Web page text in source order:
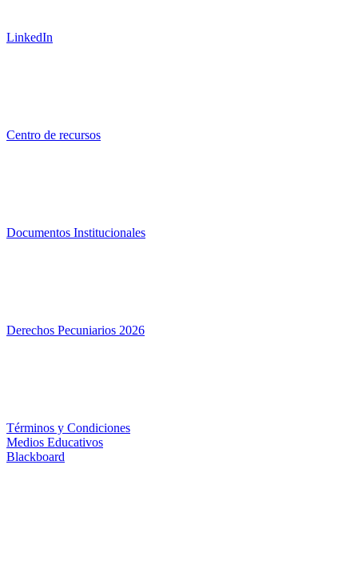
LinkedIn
Centro de recursos
Documentos Institucionales
Derechos Pecuniarios 2026
Términos y Condiciones
Medios Educativos
Blackboard